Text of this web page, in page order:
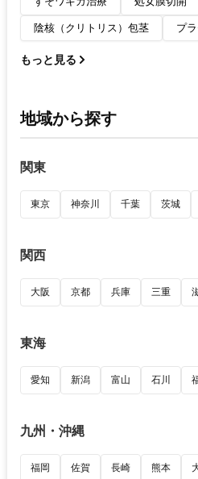
陰核（クリトリス）包茎 プ
もっと見る
地域から探す
関東
東京 神奈川 千葉 茨城
関西
大阪 京都 兵庫 三重
東海
愛知 新潟 富山 石川
九州・沖縄
福岡 佐賀 長崎 熊本